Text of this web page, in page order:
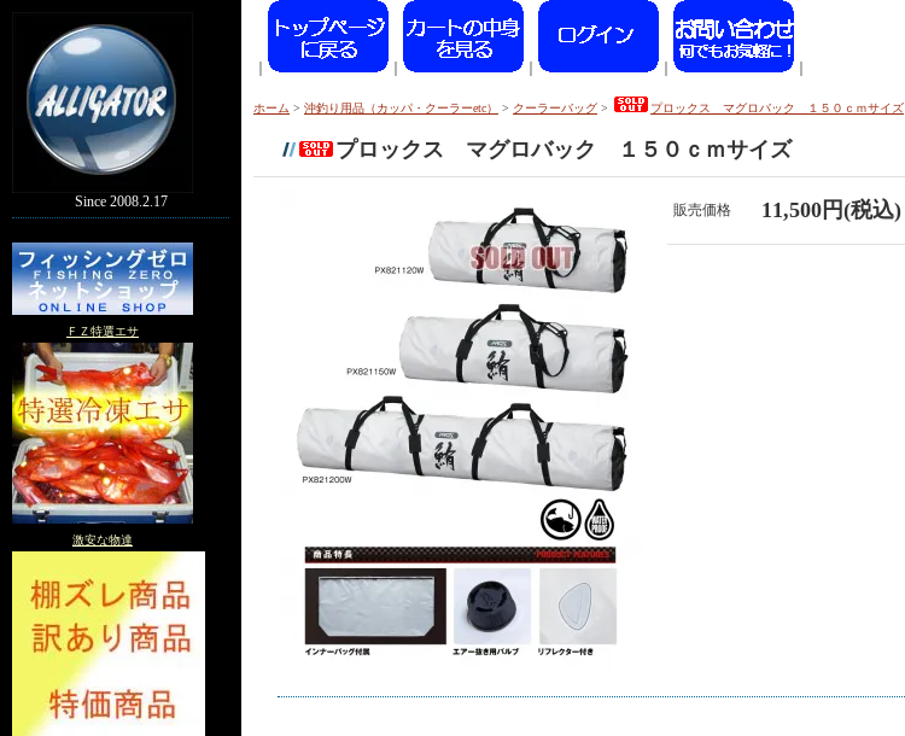
Since 2008.2.17
ＦＺ特選エサ
激安な物達
ホーム > 沖釣り用品（カッパ・クーラーetc） > クーラーバッグ > プロックス マグロバック １５０ｃｍサイズ
プロックス マグロバック １５０ｃｍサイズ
販売価格 11,500円(税込)